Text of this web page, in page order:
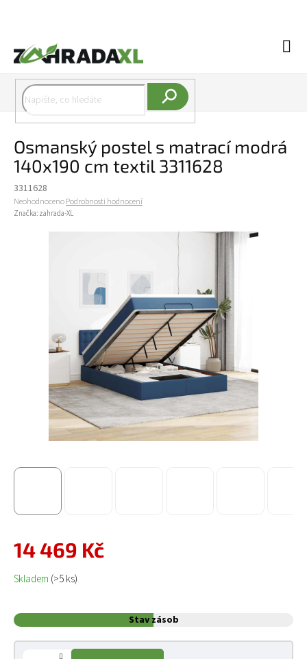
Osmanský postel s matrací modrá
140x190 cm textil 3311628
3311628
Průměrné hodnocení produktu je 0,0 z 5 hvězdiček.
NeohodnocenoPodrobnosti hodnocení
Značka: zahrada-XL
14 469 Kč
Měrná cena:
Skladem (>5 ks)
Stav zásob